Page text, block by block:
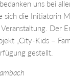
uns bei
sich die Initiatorin
Der
„City-Kids –
gestellt.